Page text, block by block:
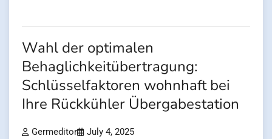
Wahl der optimalen
Behaglichkeitübertragung:
Schlüsselfaktoren wohnhaft bei
Ihre Rückkühler Übergabestation
Germeditor July 4, 2025